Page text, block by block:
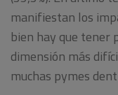
manifiestan los
bien hay que tener
dimensión más
muchas pymes